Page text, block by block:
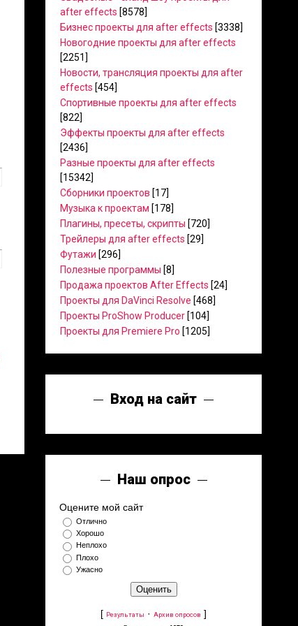
after effects [8578]
Бизнес проекты для after effects [3338]
Новогодние проекты для after effects
[2251]
Новости, трансляция проекты для after
effects [454]
Спортивные проекты для after effects
[822]
Эффекты проекты для after effects
[2436]
Разные проекты для after effects
[15342]
Сборники проектов [17]
Музыка к проектам [178]
Плагины, пресеты, скрипты [720]
Трейлеры для after effects [29]
Футажи [296]
Полезные программы [8]
Продажа проектов After Effects [24]
Проекты для DaVinci Resolve [468]
Проекты ProShow Producer [104]
Проекты для Premiere Pro [1205]
Вход на сайт
Наш опрос
Оцените мой сайт
Отлично
Хорошо
Неплохо
Плохо
Ужасно
[ Результаты · Архив опросов ]